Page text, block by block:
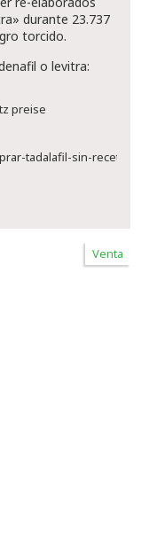
durante 23.737
torcido.
o levitra:
preise
tadalafil-sin-receta
Venta